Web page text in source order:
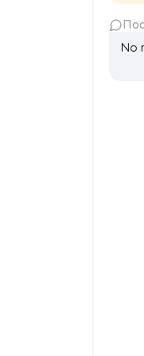
No